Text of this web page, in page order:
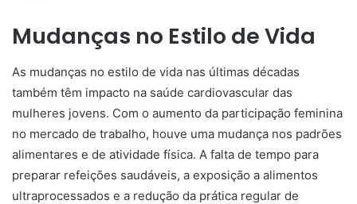
Mudanças no Estilo de Vida
As mudanças no estilo de vida nas últimas décadas
também têm impacto na saúde cardiovascular das
mulheres jovens. Com o aumento da participação feminina
no mercado de trabalho, houve uma mudança nos padrões
alimentares e de atividade física. A falta de tempo para
preparar refeições saudáveis, a exposição a alimentos
ultraprocessados ​​e a redução da prática regular de